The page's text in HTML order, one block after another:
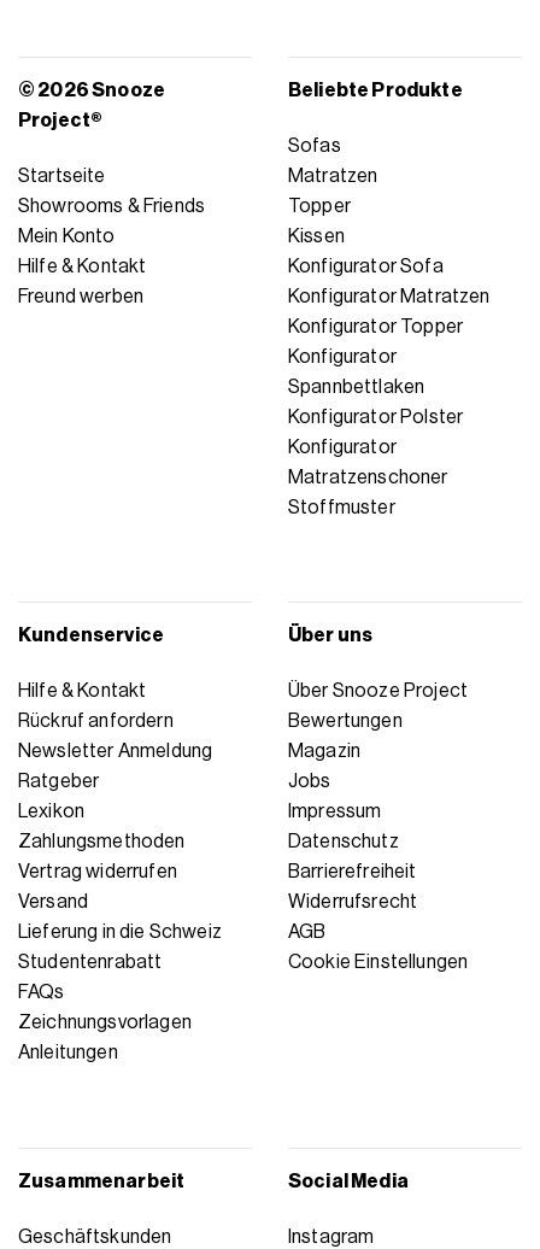
© 2026 Snooze
Project®
Startseite
Showrooms & Friends
Mein Konto
Hilfe & Kontakt
Freund werben
Beliebte Produkte
Sofas
Matratzen
Topper
Kissen
Konfigurator Sofa
Konfigurator Matratzen
Konfigurator Topper
Konfigurator
Spannbettlaken
Konfigurator Polster
Konfigurator
Matratzenschoner
Stoffmuster
Kundenservice
Hilfe & Kontakt
Rückruf anfordern
Newsletter Anmeldung
Ratgeber
Lexikon
Zahlungsmethoden
Vertrag widerrufen
Versand
Lieferung in die Schweiz
Studentenrabatt
FAQs
Zeichnungsvorlagen
Anleitungen
Über uns
Über Snooze Project
Bewertungen
Magazin
Jobs
Impressum
Datenschutz
Barrierefreiheit
Widerrufsrecht
AGB
Cookie Einstellungen
Zusammenarbeit
Geschäftskunden
Social Media
Instagram